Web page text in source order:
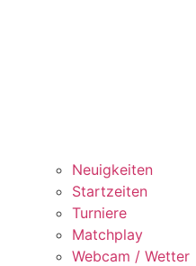
Neuigkeiten
Startzeiten
Turniere
Matchplay
Webcam / Wetter